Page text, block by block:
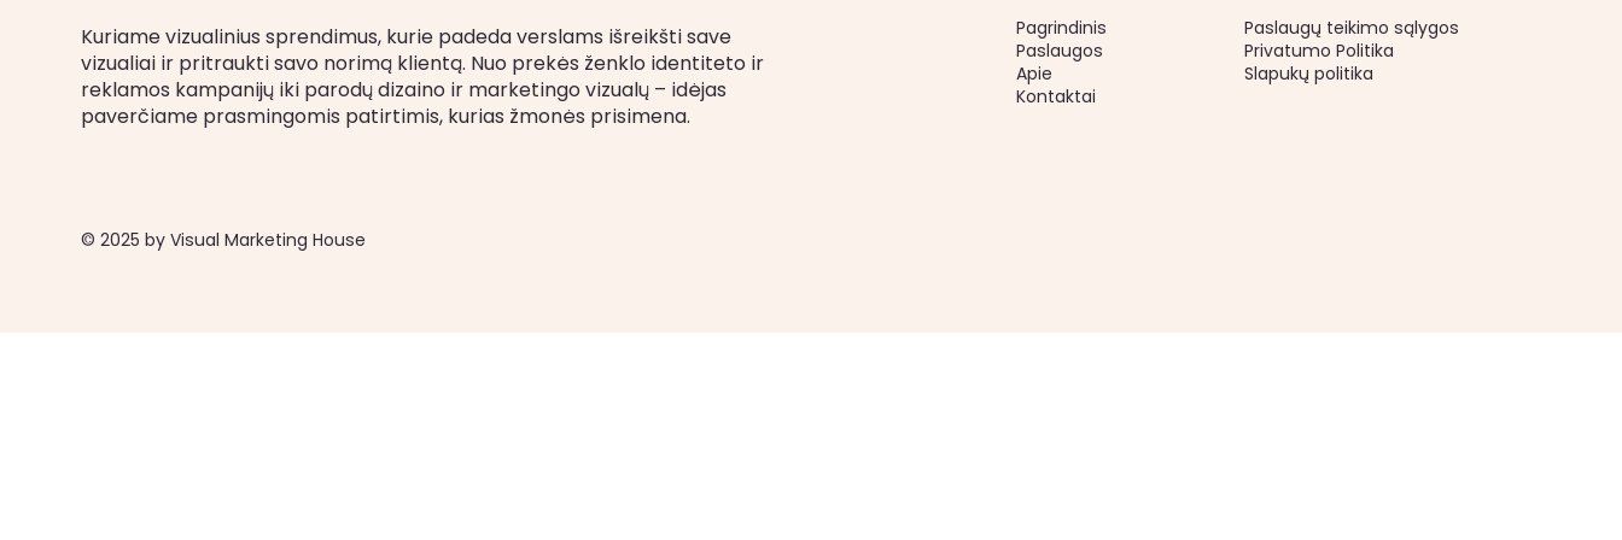
Kuriame vizualinius sprendimus, kurie padeda verslams išreikšti save
vizualiai ir pritraukti savo norimą klientą. Nuo prekės ženklo identiteto ir
reklamos kampanijų iki parodų dizaino ir marketingo vizualų – idėjas
paverčiame prasmingomis patirtimis, kurias žmonės prisimena.
Pagrindinis
Paslaugos
Apie
Kontaktai
Paslaugų teikimo sąlygos
Privatumo Politika
Slapukų politika
© 2025 by Visual Marketing House